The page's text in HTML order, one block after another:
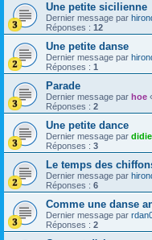
Une petite sicilienne
Dernier message par
Réponses : 12
Une petite danse
Dernier message par
Réponses : 1
Parade
Dernier message par hoe
Réponses : 2
Une petite dance
Dernier message par
Réponses : 3
Le temps des
Dernier message par
Réponses : 6
Comme une danse
Dernier message par
Réponses : 2